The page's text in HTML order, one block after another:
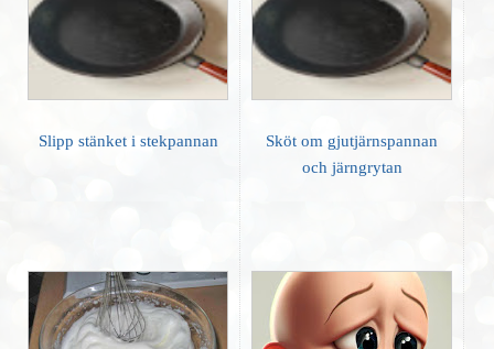
Slipp stänket i stekpannan
Sköt om gjutjärnspannan
och järngrytan